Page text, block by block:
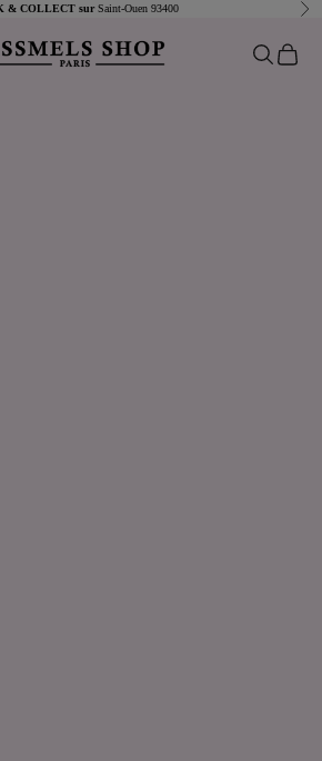
& COLLECT surSaint-Ouen 93400
shop Ouvrir la
Voir